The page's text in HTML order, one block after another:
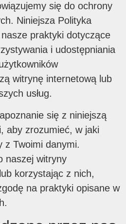
się do ochrony
Niniejsza Polityka
praktyki dotyczące
i udostępniania
witrynę internetową lub
usług.
się z niniejszą
aby zrozumieć, w jaki
z Twoimi danymi.
naszej witryny
korzystając z nich,
na praktyki opisane w